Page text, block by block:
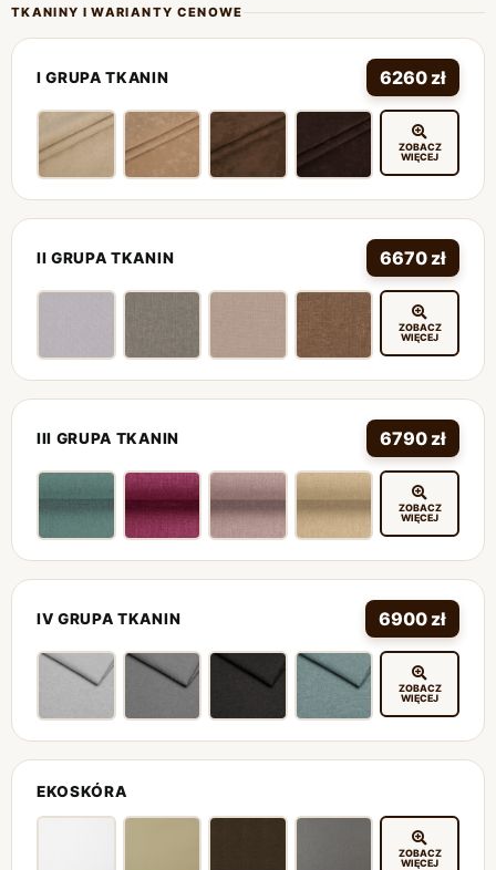
TKANINY I WARIANTY CENOWE
I GRUPA TKANIN 6260 zł
ZOBACZ
WIĘCEJ
II GRUPA TKANIN 6670 zł
ZOBACZ
WIĘCEJ
III GRUPA TKANIN 6790 zł
ZOBACZ
WIĘCEJ
IV GRUPA TKANIN 6900 zł
ZOBACZ
WIĘCEJ
EKOSKÓRA
ZOBACZ
WIĘCEJ